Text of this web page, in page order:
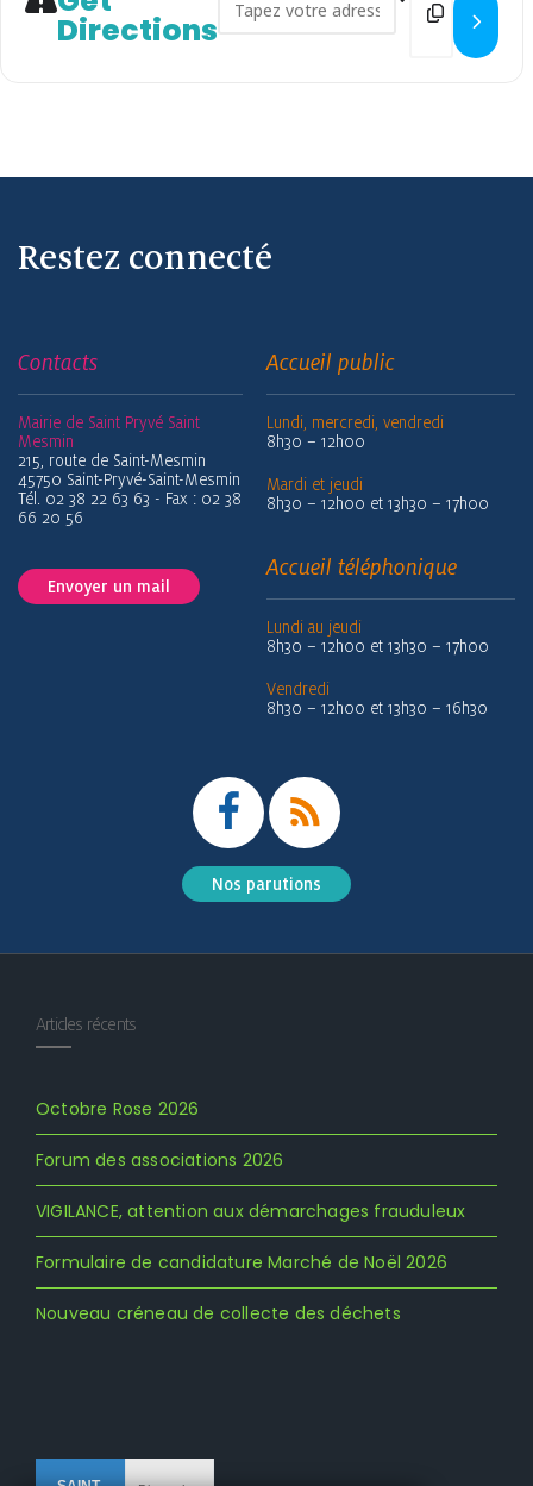
Directions
Restez connecté
Contacts
Mairie de Saint Pryvé Saint
Mesmin
215, route de Saint-Mesmin
45750 Saint-Pryvé-Saint-Mesmin
Tél. 02 38 22 63 63 - Fax : 02 38
66 20 56
Envoyer un mail
Accueil public
Lundi, mercredi, vendredi
8h30 – 12h00
Mardi et jeudi
8h30 – 12h00 et 13h30 – 17h00
Accueil téléphonique
Lundi au jeudi
8h30 – 12h00 et 13h30 – 17h00
Vendredi
8h30 – 12h00 et 13h30 – 16h30
Nos parutions
Articles récents
Octobre Rose 2026
Forum des associations 2026
VIGILANCE, attention aux démarchages frauduleux
Formulaire de candidature Marché de Noël 2026
Nouveau créneau de collecte des déchets